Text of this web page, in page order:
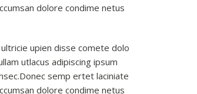
dolore condime netus
upien disse comete dolo
utlacus adipiscing ipsum
semp ertet laciniate
dolore condime netus